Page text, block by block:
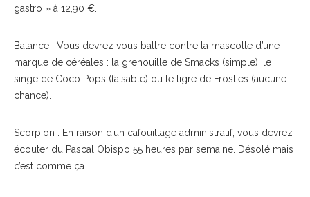
gastro » à 12,90 €.
Balance : Vous devrez vous battre contre la mascotte d’une
marque de céréales : la grenouille de Smacks (simple), le
singe de Coco Pops (faisable) ou le tigre de Frosties (aucune
chance).
Scorpion : En raison d’un cafouillage administratif, vous devrez
écouter du Pascal Obispo 55 heures par semaine. Désolé mais
c’est comme ça.